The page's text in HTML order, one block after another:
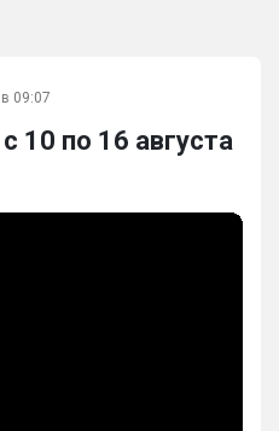
09:07
10 по 16 августа